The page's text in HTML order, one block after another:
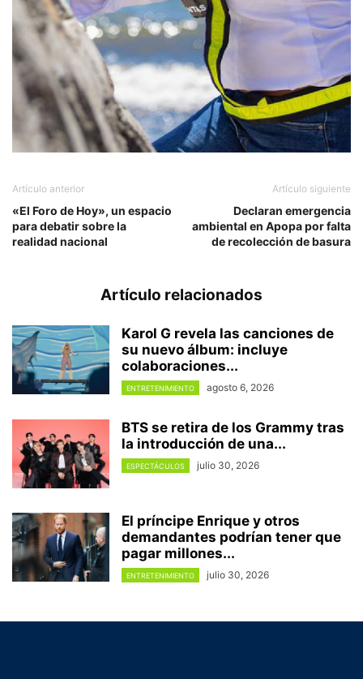
Artículo anterior
«El Foro de Hoy», un espacio
para debatir sobre la
realidad nacional
Artículo siguiente
Declaran emergencia
ambiental en Apopa por falta
de recolección de basura
Artículo relacionados
Karol G revela las canciones de
su nuevo álbum: incluye
colaboraciones...
ENTRETENIMIENTO agosto 6, 2026
BTS se retira de los Grammy tras
la introducción de una...
ESPECTÁCULOS julio 30, 2026
El príncipe Enrique y otros
demandantes podrían tener que
pagar millones...
ENTRETENIMIENTO julio 30, 2026